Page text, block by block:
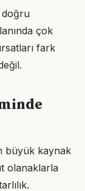
doğru
çok
fark
büyük kaynak
olanaklarla